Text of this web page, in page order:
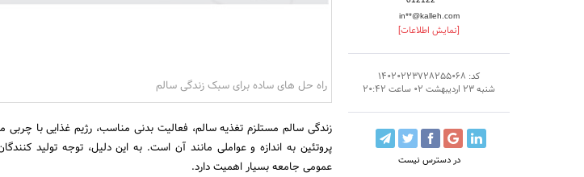
in**@kalleh.com
[نمایش اطلاعات]
کد: 14020223728255068
شنبه 23 اردیبهشت 02 ساعت 20:42
در دسترس نیست
راه حل های ساده برای سبک زندگی سالم
زندگی سالم مستلزم تغذیه سالم، فعالیت بدنی مناسب، رژیم غذایی با چربی
پروتئین به اندازه و عواملی مانند آن است. به این دلیل، توجه تولید
عمومی جامعه بسیار اهمیت دارد.